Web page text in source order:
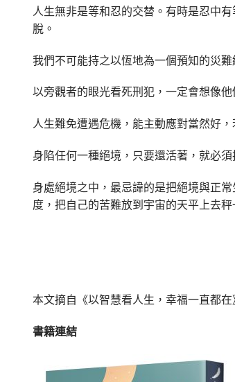
人生無非是等和忍的交替。有時是忍中
脫。
我們不可能持之以恆地為一個預知的災
以旁觀者的眼光看死刑犯，一定會想像
人生難免遭遇危機，能主動應對當然好
身陷任何一種絕境，只要還活著，就必
身處絕境之中，最忌諱的是把絕境與正
度，把自己的苦難放到宇宙的天平上去
本文摘自 《以智慧看人生，幸福一直都在
書籍連結